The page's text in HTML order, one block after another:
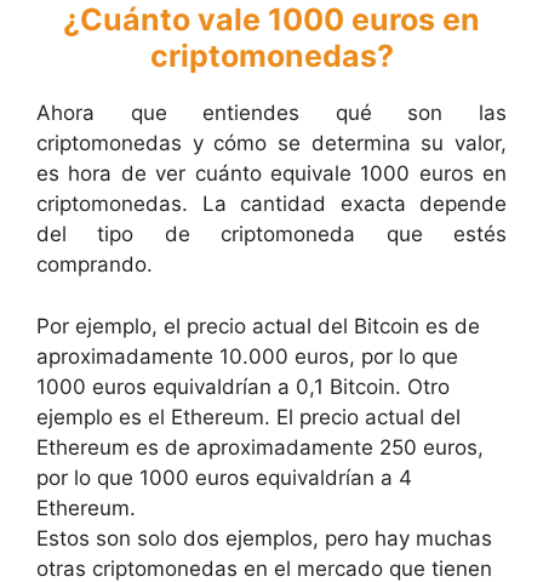
¿Cuánto vale 1000 euros en
criptomonedas?
Ahora que entiendes qué son las
criptomonedas y cómo se determina su valor,
es hora de ver cuánto equivale 1000 euros en
criptomonedas. La cantidad exacta depende
del tipo de criptomoneda que estés
comprando.
Por ejemplo, el precio actual del Bitcoin es de
aproximadamente 10.000 euros, por lo que
1000 euros equivaldrían a 0,1 Bitcoin. Otro
ejemplo es el Ethereum. El precio actual del
Ethereum es de aproximadamente 250 euros,
por lo que 1000 euros equivaldrían a 4
Ethereum.
Estos son solo dos ejemplos, pero hay muchas
otras criptomonedas en el mercado que tienen